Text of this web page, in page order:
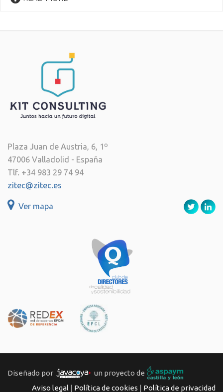
Plaza Juan de Austria, 6, 1º
47006 Valladolid - España
Tlf. +34 983 29 74 94
zitec@zitec.es
Ver mapa
Diseñado por
un proyecto de
Aviso legal | Política de cookies | Política de privacidad